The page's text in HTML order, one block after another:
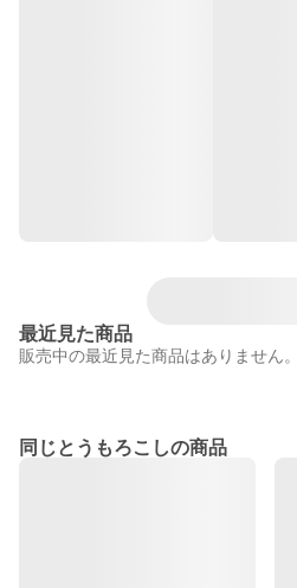
最近見た商品
販売中の最近見た商品はありません。
同じとうもろこしの商品